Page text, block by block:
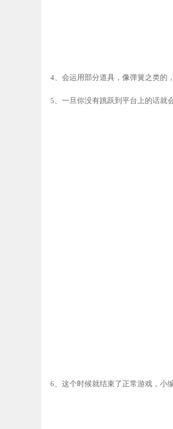
4、会运用部分道具，像弹簧之类的
5、一旦你没有跳跃到平台上的话就
6、这个时候就结束了正常游戏，小